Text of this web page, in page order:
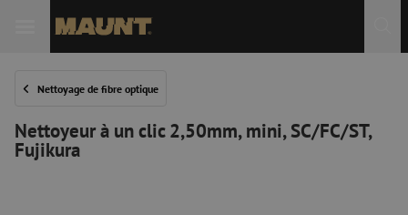
Nettoyage de fibre optique
Nettoyeur à un clic 2,50mm, mini, SC/FC/ST,
Fujikura